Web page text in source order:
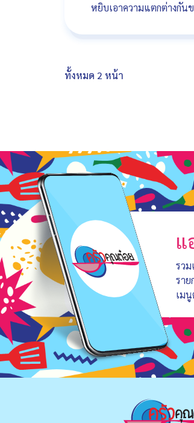
หยิบเอาความแตกต่างกัน
ทั้งหมด 2 หน้า
แ
รวม
รา
เม